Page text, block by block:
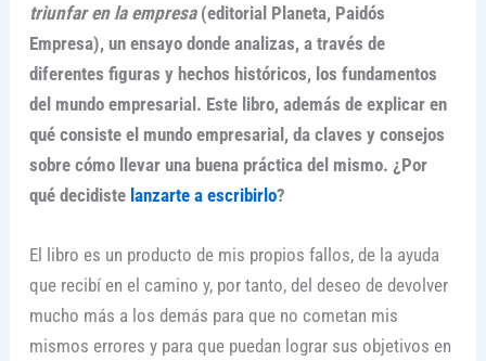
triunfar en la empresa (editorial Planeta, Paidós
Empresa), un ensayo donde analizas, a través de
diferentes figuras y hechos históricos, los fundamentos
del mundo empresarial. Este libro, además de explicar en
qué consiste el mundo empresarial, da claves y consejos
sobre cómo llevar una buena práctica del mismo. ¿Por
qué decidiste lanzarte a escribirlo?
El libro es un producto de mis propios fallos, de la ayuda
que recibí en el camino y, por tanto, del deseo de devolver
mucho más a los demás para que no cometan mis
mismos errores y para que puedan lograr sus objetivos en